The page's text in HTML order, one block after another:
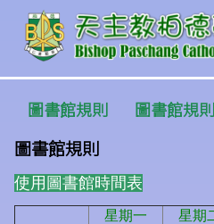
圖書館規則 圖書館規則
圖書館規則